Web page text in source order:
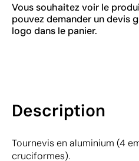
Vous souhaitez voir le
pouvez demander un devis
logo dans le panier.
Description
Tournevis en aluminium (4
cruciformes).